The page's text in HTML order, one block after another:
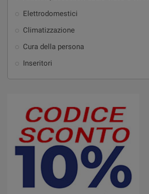
Elettrodomestici
Climatizzazione
Cura della persona
Inseritori